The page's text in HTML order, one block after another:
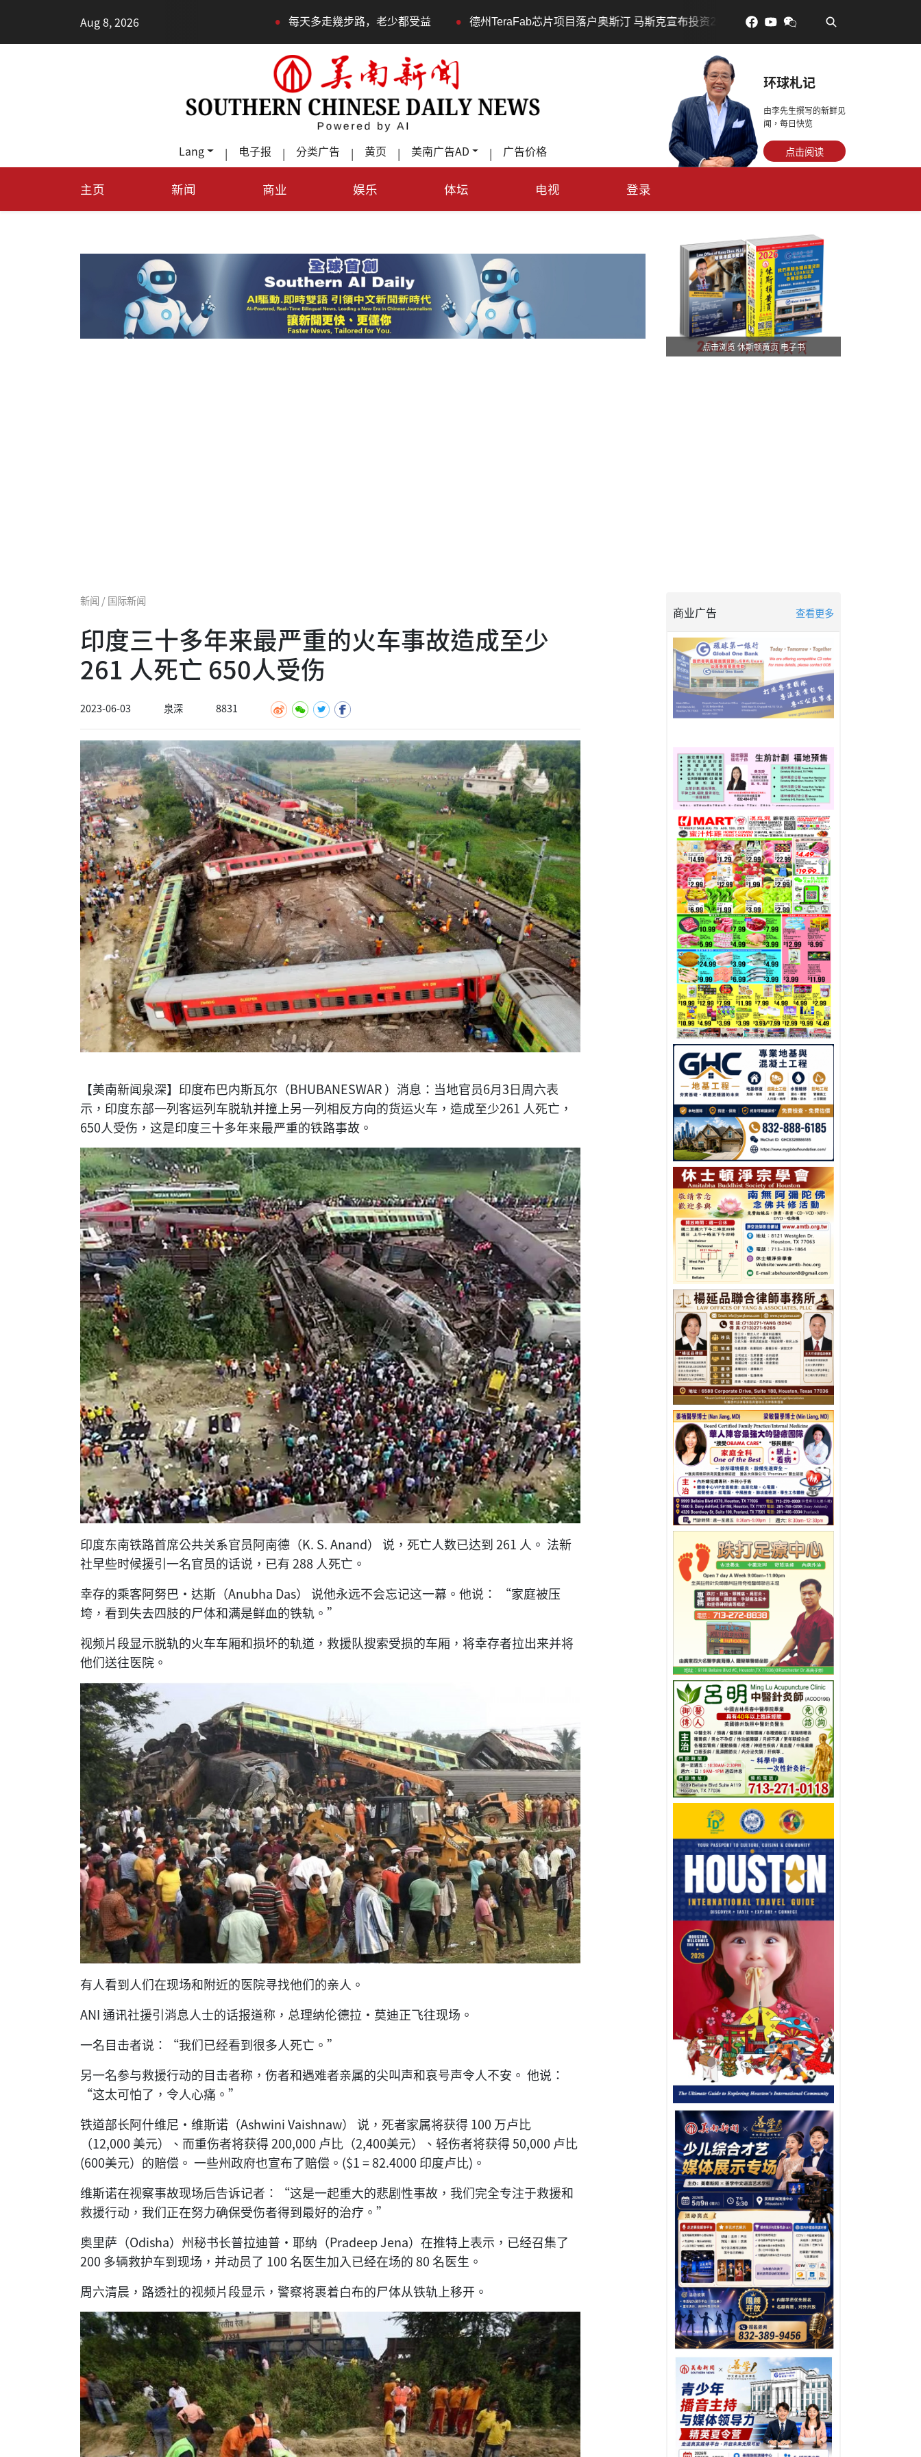
Aug 8, 2026
• 每天多走幾步路，老少都受益 • 德州TeraFab芯片项目落户奥斯汀 马斯克宣布投资200亿美元建设AI芯片制造基地 • 吃對了更年輕：花青素如何守住
Lang | 电子报 | 分类广告 | 黄页 | 美南广告AD | 广告价格
环球札记
由李先生撰写的新鲜见
闻，每日快览
点击阅读
主页 新闻 商业 娱乐 体坛 电视 登录
点击浏览 休斯顿黄页 电子书
新闻 / 国际新闻
印度三十多年来最严重的火车事故造成至少
261 人死亡 650人受伤
2023-06-03 泉深 8831
【美南新闻泉深】印度布巴内斯瓦尔（BHUBANESWAR ）消息：当地官员6月3日周六表
示，印度东部一列客运列车脱轨并撞上另一列相反方向的货运火车，造成至少261 人死亡，
650人受伤，这是印度三十多年来最严重的铁路事故。
印度东南铁路首席公共关系官员阿南德（K. S. Anand） 说，死亡人数已达到 261 人。 法新
社早些时候援引一名官员的话说，已有 288 人死亡。
幸存的乘客阿努巴·达斯（Anubha Das） 说他永远不会忘记这一幕。他说： “家庭被压
垮，看到失去四肢的尸体和满是鲜血的铁轨。”
视频片段显示脱轨的火车车厢和损坏的轨道，救援队搜索受损的车厢，将幸存者拉出来并将
他们送往医院。
有人看到人们在现场和附近的医院寻找他们的亲人。
ANI 通讯社援引消息人士的话报道称，总理纳伦德拉·莫迪正飞往现场。
一名目击者说：“我们已经看到很多人死亡。”
另一名参与救援行动的目击者称，伤者和遇难者亲属的尖叫声和哀号声令人不安。 他说：
“这太可怕了，令人心痛。”
铁道部长阿什维尼·维斯诺（Ashwini Vaishnaw） 说，死者家属将获得 100 万卢比
（12,000 美元）、而重伤者将获得 200,000 卢比（2,400美元）、轻伤者将获得 50,000 卢比
(600美元）的赔偿。 一些州政府也宣布了赔偿。($1 = 82.4000 印度卢比)。
维斯诺在视察事故现场后告诉记者：“这是一起重大的悲剧性事故，我们完全专注于救援和
救援行动，我们正在努力确保受伤者得到最好的治疗。”
奥里萨（Odisha）州秘书长普拉迪普·耶纳（Pradeep Jena）在推特上表示，已经召集了
200 多辆救护车到现场，并动员了 100 名医生加入已经在场的 80 名医生。
周六清晨，路透社的视频片段显示，警察将裹着白布的尸体从铁轨上移开。
商业广告 查看更多